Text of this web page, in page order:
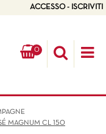
ACCESSO - ISCRIVITI
0
MAGNUM CL 150